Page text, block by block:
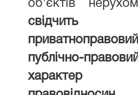
об'єктів
публічно-
характер